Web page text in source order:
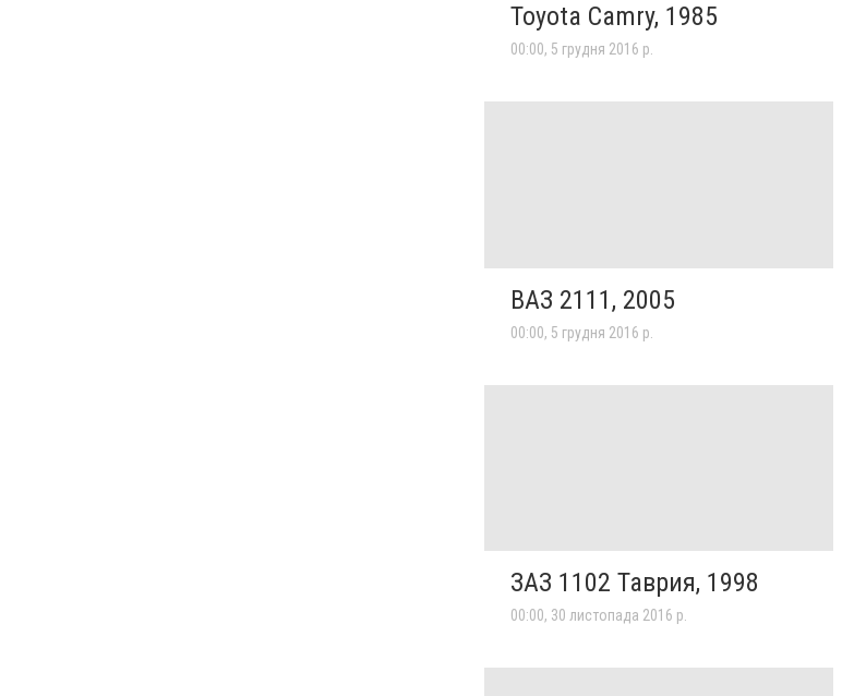
Toyota Camry, 1985
00:00, 5 грудня 2016 р.
ВАЗ 2111, 2005
00:00, 5 грудня 2016 р.
ЗАЗ 1102 Таврия, 1998
00:00, 30 листопада 2016 р.